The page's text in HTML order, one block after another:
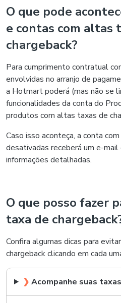
O que pode
e contas com altas
chargeback?
Para cumprimento contratual
envolvidas no arranjo de
a Hotmart poderá (mas não se
funcionalidades da conta do
produtos com altas taxas de
Caso isso aconteça, a conta
desativadas receberá um e-
informações detalhadas.
O que posso fazer
taxa de
Confira algumas dicas para
chargeback clicando em cada
❯ Acompanhe suas taxas